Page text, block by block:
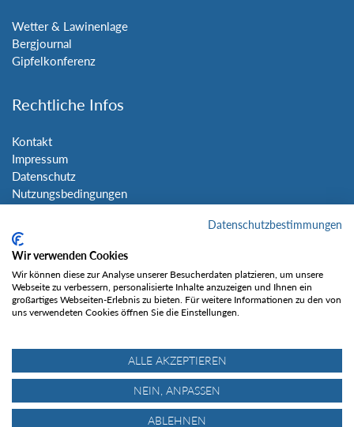
Wetter & Lawinenlage
Bergjournal
Gipfelkonferenz
Rechtliche Infos
Kontakt
Impressum
Datenschutz
Nutzungsbedingungen
Social Media
Gefällt mir
Datenschutzbestimmungen
Wir verwenden Cookies
Wir können diese zur Analyse unserer Besucherdaten platzieren, um unsere
Webseite zu verbessern, personalisierte Inhalte anzuzeigen und Ihnen ein
großartiges Webseiten-Erlebnis zu bieten. Für weitere Informationen zu den von
uns verwendeten Cookies öffnen Sie die Einstellungen.
ALLE AKZEPTIEREN
NEIN, ANPASSEN
ABLEHNEN